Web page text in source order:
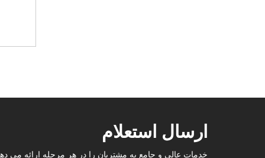
ارسال استعلام
خدمات عالی و جامع به مشتریان را در هر مرحله ارائه می